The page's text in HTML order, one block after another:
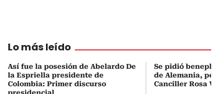
Lo más leído
Así fue la posesión de Abelardo De
la Espriella presidente de
Colombia: Primer discurso
presidencial
Se pidió
de Alemania,
Canciller Rosa